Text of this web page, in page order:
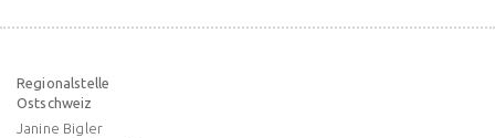
Regionalstelle
Ostschweiz
Janine Bigler